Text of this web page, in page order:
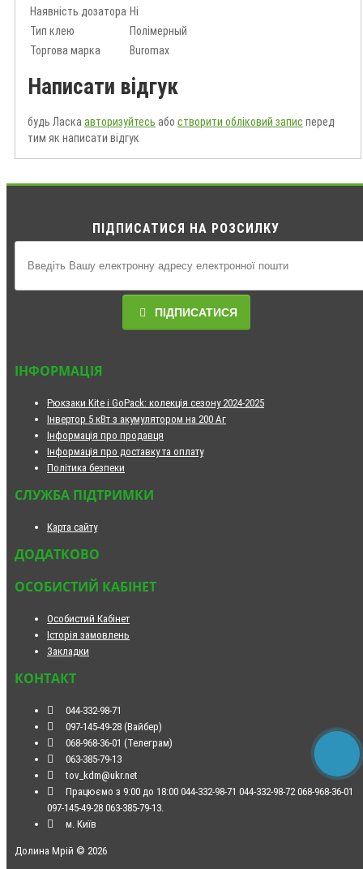
Наявність дозатора Ні
Тип клею
Полімерный
Торгова марка
Buromax
Написати відгук
будь Ласка авторизуйтесь або створити обліковий запис перед
тим як написати відгук
ПІДПИСАТИСЯ НА РОЗСИЛКУ
ПІДПИСАТИСЯ
ІНФОРМАЦІЯ
Рюкзаки Kite і GoPack: колекція сезону 2024-2025
Інвертор 5 кВт з акумулятором на 200 Аг
Інформація про продавця
Інформація про доставку та оплату
Політика безпеки
СЛУЖБА ПІДТРИМКИ
Карта сайту
ДОДАТКОВО
ОСОБИСТИЙ КАБІНЕТ
Особистий Кабінет
Історія замовлень
Закладки
КОНТАКТ
044-332-98-71
097-145-49-28 (Вайбер)
068-968-36-01 (Телеграм)
063-385-79-13
tov_kdm@ukr.net
Працюємо з 9:00 до 18:00 044-332-98-71 044-332-98-72 068-968-36-01
097-145-49-28 063-385-79-13.
м. Київ
Долина Мрій © 2026